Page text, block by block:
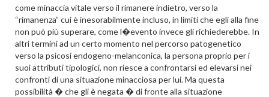
come minaccia vitale verso il rimanere indietro, verso la
“rimanenza” cui è inesorabilmente incluso, in limiti che egli alla fine
non può più superare, come l�evento invece gli richiederebbe. In
altri termini ad un certo momento nel percorso patogenetico
verso la psicosi endogeno-melanconica, la persona proprio per i
suoi attributi tipologici, non riesce a confrontarsi ed elevarsi nei
confronti di una situazione minacciosa per lui. Ma questa
possibilità � che gli è negata � di fronte alla situazione